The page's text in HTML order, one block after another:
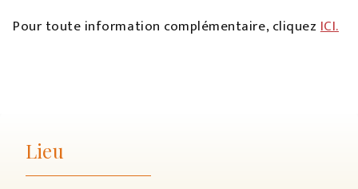
Pour toute information complémentaire, cliquezICI.
Lieu